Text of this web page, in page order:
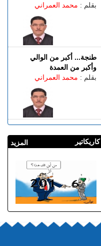
بقلم : محمد العمراني
طنجة... أكبر من الوالي
وأكبر من العمدة
بقلم : محمد العمراني
المزيد كاريكاتير